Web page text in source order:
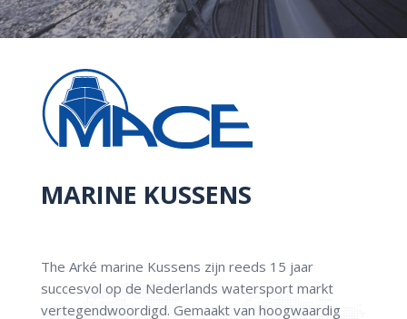
MARINE KUSSENS
The Arké marine Kussens zijn reeds 15 jaar
succesvol op de Nederlands watersport markt
vertegendwoordigd. Gemaakt van hoogwaardig